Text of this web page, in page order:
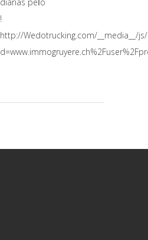
!
http://Wedotrucking.com/__media__/